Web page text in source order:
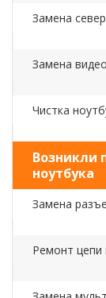
Замена
Замена
Чистка
Возникли
ноутбука
Замена
Ремонт цепи